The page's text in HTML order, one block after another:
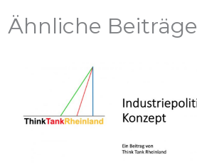
Ähnliche Beiträge